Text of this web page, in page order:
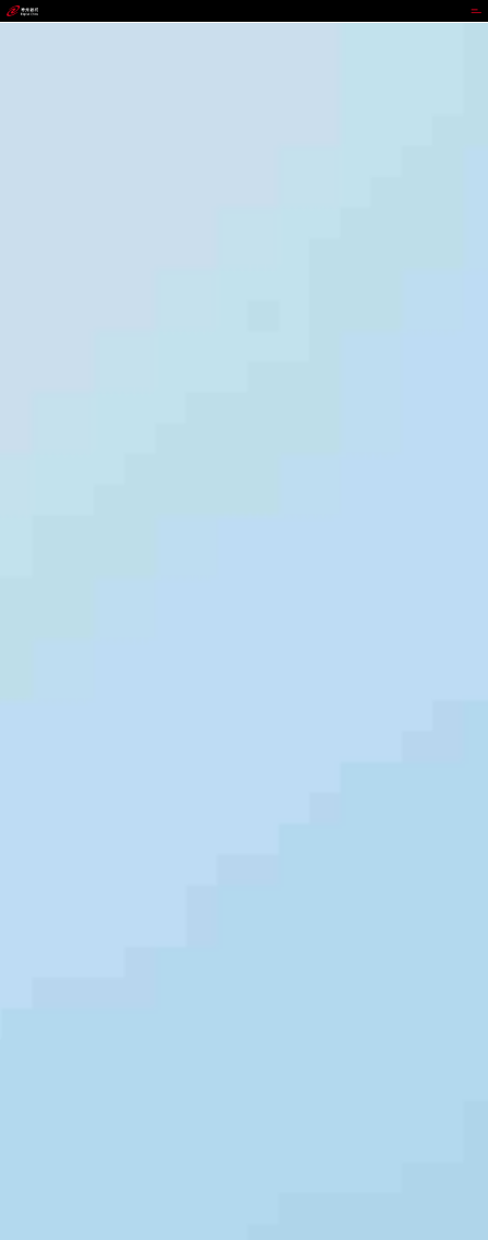
LEwin乐玩